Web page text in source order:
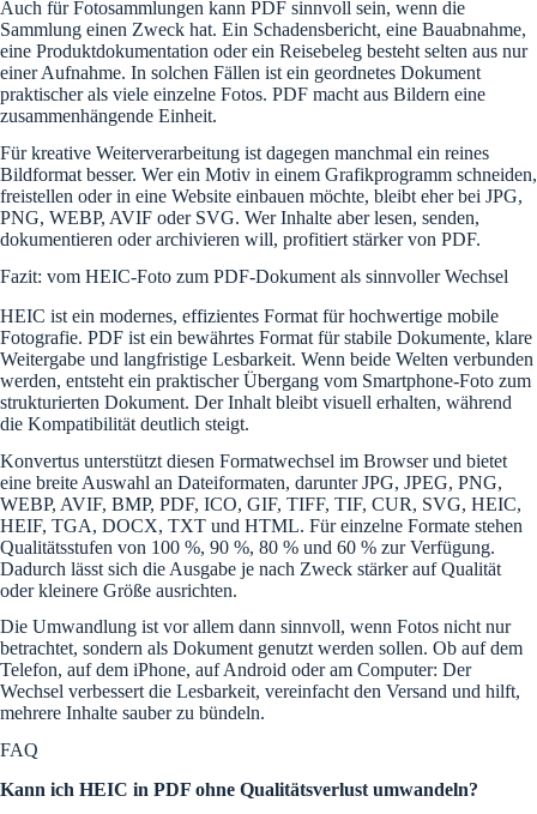
Auch für Fotosammlungen kann PDF sinnvoll sein, wenn die
Sammlung einen Zweck hat. Ein Schadensbericht, eine Bauabnahme,
eine Produktdokumentation oder ein Reisebeleg besteht selten aus nur
einer Aufnahme. In solchen Fällen ist ein geordnetes Dokument
praktischer als viele einzelne Fotos. PDF macht aus Bildern eine
zusammenhängende Einheit.
Für kreative Weiterverarbeitung ist dagegen manchmal ein reines
Bildformat besser. Wer ein Motiv in einem Grafikprogramm schneiden,
freistellen oder in eine Website einbauen möchte, bleibt eher bei JPG,
PNG, WEBP, AVIF oder SVG. Wer Inhalte aber lesen, senden,
dokumentieren oder archivieren will, profitiert stärker von PDF.
Fazit: vom HEIC-Foto zum PDF-Dokument als sinnvoller Wechsel
HEIC ist ein modernes, effizientes Format für hochwertige mobile
Fotografie. PDF ist ein bewährtes Format für stabile Dokumente, klare
Weitergabe und langfristige Lesbarkeit. Wenn beide Welten verbunden
werden, entsteht ein praktischer Übergang vom Smartphone-Foto zum
strukturierten Dokument. Der Inhalt bleibt visuell erhalten, während
die Kompatibilität deutlich steigt.
Konvertus unterstützt diesen Formatwechsel im Browser und bietet
eine breite Auswahl an Dateiformaten, darunter JPG, JPEG, PNG,
WEBP, AVIF, BMP, PDF, ICO, GIF, TIFF, TIF, CUR, SVG, HEIC,
HEIF, TGA, DOCX, TXT und HTML. Für einzelne Formate stehen
Qualitätsstufen von 100 %, 90 %, 80 % und 60 % zur Verfügung.
Dadurch lässt sich die Ausgabe je nach Zweck stärker auf Qualität
oder kleinere Größe ausrichten.
Die Umwandlung ist vor allem dann sinnvoll, wenn Fotos nicht nur
betrachtet, sondern als Dokument genutzt werden sollen. Ob auf dem
Telefon, auf dem iPhone, auf Android oder am Computer: Der
Wechsel verbessert die Lesbarkeit, vereinfacht den Versand und hilft,
mehrere Inhalte sauber zu bündeln.
FAQ
Kann ich HEIC in PDF ohne Qualitätsverlust umwandeln?